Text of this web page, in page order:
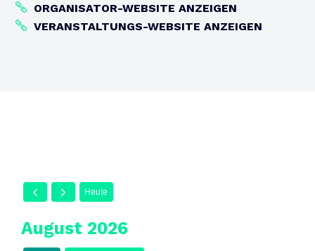
ORGANISATOR-WEBSITE ANZEIGEN
VERANSTALTUNGS-WEBSITE ANZEIGEN
Heute
August 2026